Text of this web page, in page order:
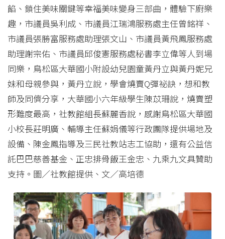
餡、鎖住美味關鍵等幸福美味變身三部曲，體驗下廚樂
趣，市議員吳利成、市議員江瑞鴻服務處主任曾銘祥、
市議員張勝富服務處助理張文山、市議員黃飛鳳服務處
助理謝宗佑、市議員邱俊憲服務處秘書李立偉等人到場
同樂，鳥松區大華國小附設幼兒園童黃丹立與黃丹妮兄
妹和母親參與，黃丹立說，學會燒賣Q彈祕訣，想和教
師及同儕分享，大華國小六年級學生陳苡珊說，燒賣塑
形難度最高，社教館組長蘇麗香說，感謝鳥松區大華國
小校長莊明廣、輔導主任蘇娟儀等行政團隊提供場地及
設備、陳金鳳指導及三民社教站志工協助，還有公益信
託巴巴慈善基金、正忠排骨飯王金忠、九乘九文具贊助
支持。圖／社教館提供、文／高培德